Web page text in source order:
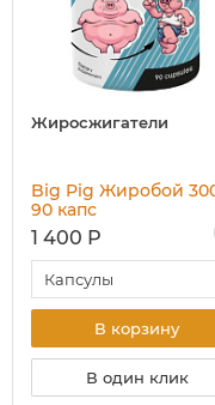
Жиросжигатели
Big Pig Жиробой
90 капс
1 400 Р
Капсулы
В корзину
В один клик